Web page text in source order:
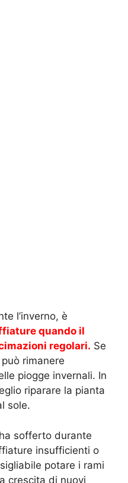
l’inverno, è
quando il
regolari. Se
rimanere
piogge invernali. In
riparare la pianta
sole.
ha sofferto durante
insufficienti o
potare i rami
crescita di nuovi